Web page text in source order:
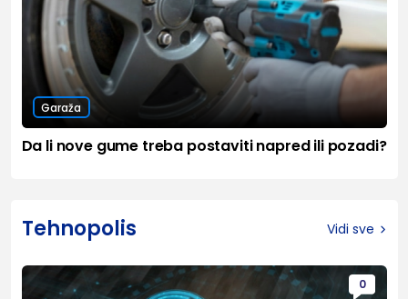
Garaža
Da li nove gume treba postaviti napred ili pozadi?
Tehnopolis Vidi sve
0